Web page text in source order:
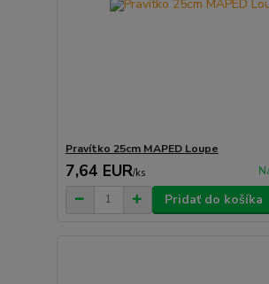
Pravítko 25cm MAPED Loupe
7,64 EUR/ks
Pridať do košíka